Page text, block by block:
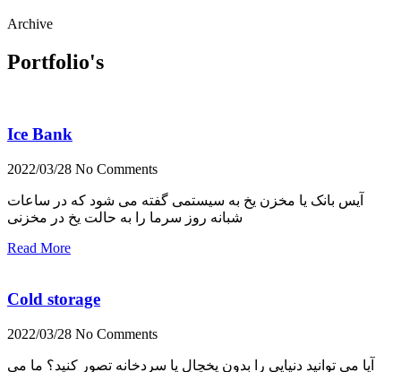
Archive
Portfolio's
Ice Bank
2022/03/28 No Comments
آیس بانک یا مخزن یخ به سیستمی گفته می شود که در ساعات
شبانه روز سرما را به حالت یخ در مخزنی
Read More
Cold storage
2022/03/28 No Comments
آیا می توانید دنیایی را بدون یخچال یا سردخانه تصور کنید؟ ما می